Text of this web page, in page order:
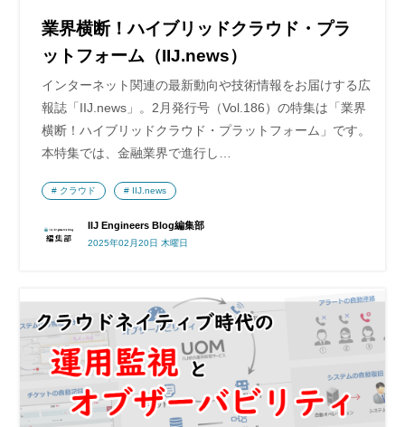
業界横断！ハイブリッドクラウド・プラ
ットフォーム（IIJ.news）
インターネット関連の最新動向や技術情報をお届けする広
報誌「IIJ.news」。2月発行号（Vol.186）の特集は「業界
横断！ハイブリッドクラウド・プラットフォーム」です。
本特集では、金融業界で進行し…
IIJ Engineers Blog編集部
2025年02月20日 木曜日
クラウド IIJ.news